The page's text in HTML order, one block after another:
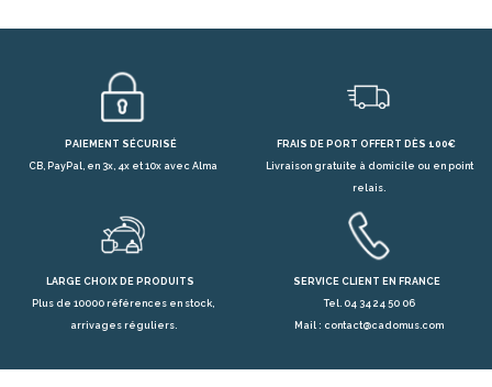
PAIEMENT SÉCURISÉ
CB, PayPal, en 3x, 4x et 10x avec Alma
FRAIS DE PORT OFFERT DÈS 100€
Livraison gratuite à domicile ou en point
relais.
LARGE CHOIX DE PRODUITS
Plus de 10000 références en stock,
arrivages réguliers.
SERVICE CLIENT EN FRANCE
Tel. 04 34 24 50 06
Mail : contact@cadomus.com